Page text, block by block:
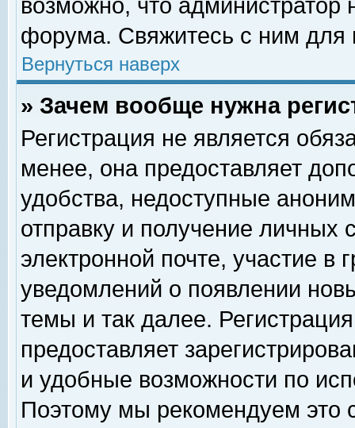
возможно, что
форума. Свяжитесь с ним для
Вернуться наверх
» Зачем вообще нужна
Регистрация не является
менее, она предоставляет
удобства, недоступные
отправку и получение личных
электронной почте, участие в
уведомлений о появлении
темы и так далее.
предоставляет
и удобные возможности по
Поэтому мы рекомендуем это